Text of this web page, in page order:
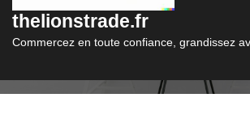
thelionstrade.fr
Commercez en toute confiance, grandissez